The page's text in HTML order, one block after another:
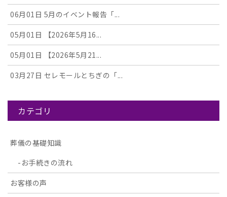
06月01日 5月のイベント報告「...
05月01日 【2026年5月16...
05月01日 【2026年5月21...
03月27日 セレモールとちぎの「...
カテゴリ
葬儀の基礎知識
お手続きの流れ
お客様の声